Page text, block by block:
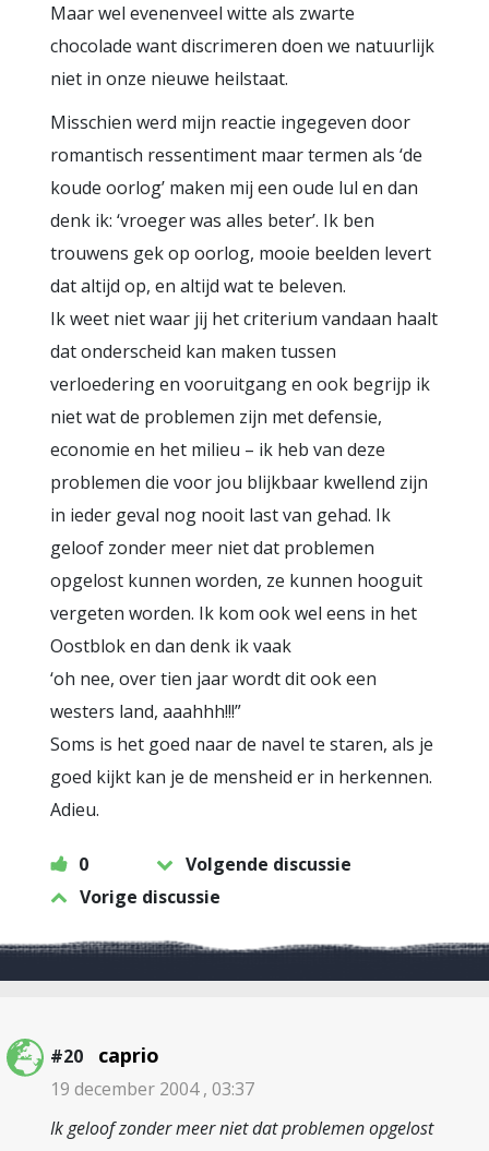
Maar wel evenenveel witte als zwarte
chocolade want discrimeren doen we natuurlijk
niet in onze nieuwe heilstaat.
Misschien werd mijn reactie ingegeven door
romantisch ressentiment maar termen als ‘de
koude oorlog’ maken mij een oude lul en dan
denk ik: ‘vroeger was alles beter’. Ik ben
trouwens gek op oorlog, mooie beelden levert
dat altijd op, en altijd wat te beleven.
Ik weet niet waar jij het criterium vandaan haalt
dat onderscheid kan maken tussen
verloedering en vooruitgang en ook begrijp ik
niet wat de problemen zijn met defensie,
economie en het milieu – ik heb van deze
problemen die voor jou blijkbaar kwellend zijn
in ieder geval nog nooit last van gehad. Ik
geloof zonder meer niet dat problemen
opgelost kunnen worden, ze kunnen hooguit
vergeten worden. Ik kom ook wel eens in het
Oostblok en dan denk ik vaak
‘oh nee, over tien jaar wordt dit ook een
westers land, aaahhh!!!”
Soms is het goed naar de navel te staren, als je
goed kijkt kan je de mensheid er in herkennen.
Adieu.
0
Volgende discussie
Vorige discussie
#20 caprio
19 december 2004 , 03:37
Ik geloof zonder meer niet dat problemen opgelost